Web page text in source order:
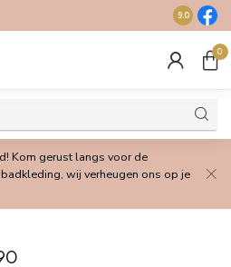
Gratis
9.0
0
Kom gerust langs voor de
wij verheugen ons op je